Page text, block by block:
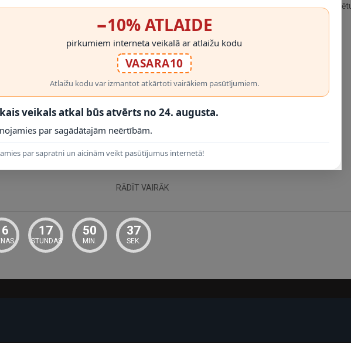
ir praktiska galda lampa rakstāmgaldam, mājas birojam vai mācību vietai. Tā apvieno
uzlādes izvadu ikdienas lietošanai.
RĀDĪT VAIRĀK
−10% ATLAIDE
pirkumiem interneta veikalā ar atlaižu kodu
VASARA10
Atlaižu kodu var izmantot atkārtoti vairākiem pasūtījumiem.
veikals atkal būs atvērts no 24. augusta.
par sagādātajām neērtībām.
par sapratni un aicinām veikt pasūtījumus internetā!
17
STUNDAS
50
MIN.
37
SEK.